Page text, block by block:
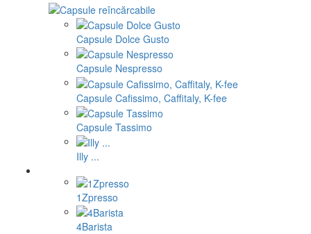
Capsule Dolce Gusto
Capsule Nespresso
Capsule Cafissimo, Caffitaly, K-fee
Capsule Tassimo
Illy ...
1Zpresso
4Barista